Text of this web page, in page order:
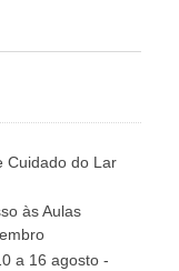
Cuidado do Lar
às Aulas
a 16 agosto -